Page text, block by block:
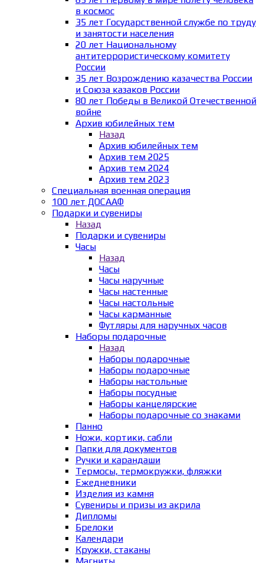
в космос
35 лет Государственной службе по труду
и занятости населения
20 лет Национальному
антитеррористическому комитету
России
35 лет Возрождению казачества России
и Союза казаков России
80 лет Победы в Великой Отечественной
войне
Архив юбилейных тем
Назад
Архив юбилейных тем
Архив тем 2025
Архив тем 2024
Архив тем 2023
Специальная военная операция
100 лет ДОСААФ
Подарки и сувениры
Назад
Подарки и сувениры
Часы
Назад
Часы
Часы наручные
Часы настенные
Часы настольные
Часы карманные
Футляры для наручных часов
Наборы подарочные
Назад
Наборы подарочные
Наборы подарочные
Наборы настольные
Наборы посудные
Наборы канцелярские
Наборы подарочные со знаками
Панно
Ножи, кортики, сабли
Папки для документов
Ручки и карандаши
Термосы, термокружки, фляжки
Ежедневники
Изделия из камня
Сувениры и призы из акрила
Дипломы
Брелоки
Календари
Кружки, стаканы